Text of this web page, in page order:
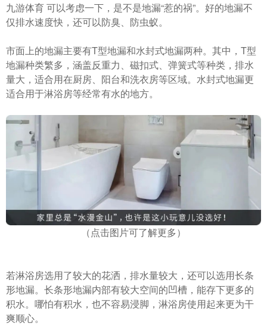
九游体育 可以考虑一下，是不是地漏“惹的祸”。好的地漏不
仅排水速度快，还可以防臭、防虫蚁。
市面上的地漏主要有T型地漏和水封式地漏两种。其中，T型
地漏种类繁多，涵盖反重力、磁扣式、弹簧式等种类，排水
量大，适合用在厨房、阳台和洗衣房等区域。水封式地漏更
适合用于淋浴房等经常有水的地方。
（点击图片可了解更多）
若淋浴房选用了较大的花洒，排水量较大，还可以选用长条
形地漏。长条形地漏内部有较大空间的凹槽，能存下更多的
积水。哪怕有积水，也不容易浸脚，淋浴房使用起来更为干
爽顺心。